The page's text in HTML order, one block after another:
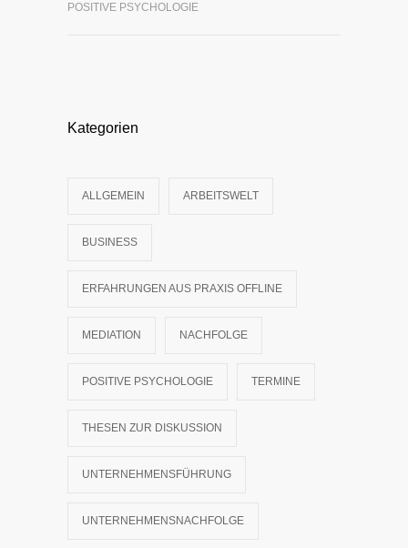
POSITIVE PSYCHOLOGIE
Kategorien
ALLGEMEIN ARBEITSWELT
BUSINESS
ERFAHRUNGEN AUS PRAXIS OFFLINE
MEDIATION NACHFOLGE
POSITIVE PSYCHOLOGIE TERMINE
THESEN ZUR DISKUSSION
UNTERNEHMENSFÜHRUNG
UNTERNEHMENSNACHFOLGE